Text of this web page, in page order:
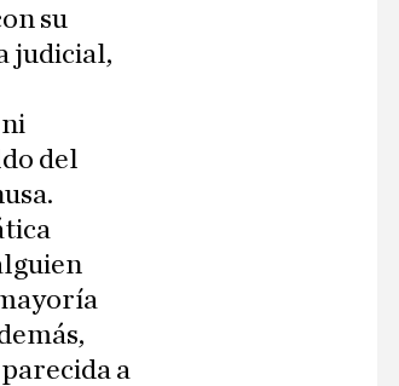
su
judicial,
del
a